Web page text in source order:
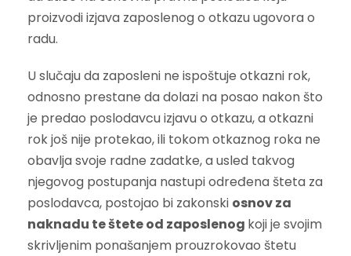
proizvodi izjava zaposlenog o otkazu ugovora o
radu.
U slučaju da zaposleni ne ispoštuje otkazni rok,
odnosno prestane da dolazi na posao nakon što
je predao poslodavcu izjavu o otkazu, a otkazni
rok još nije protekao, ili tokom otkaznog roka ne
obavlja svoje radne zadatke, a usled takvog
njegovog postupanja nastupi određena šteta za
poslodavca, postojao bi zakonski osnov za
naknadu te štete od zaposlenog koji je svojim
skrivljenim ponašanjem prouzrokovao štetu